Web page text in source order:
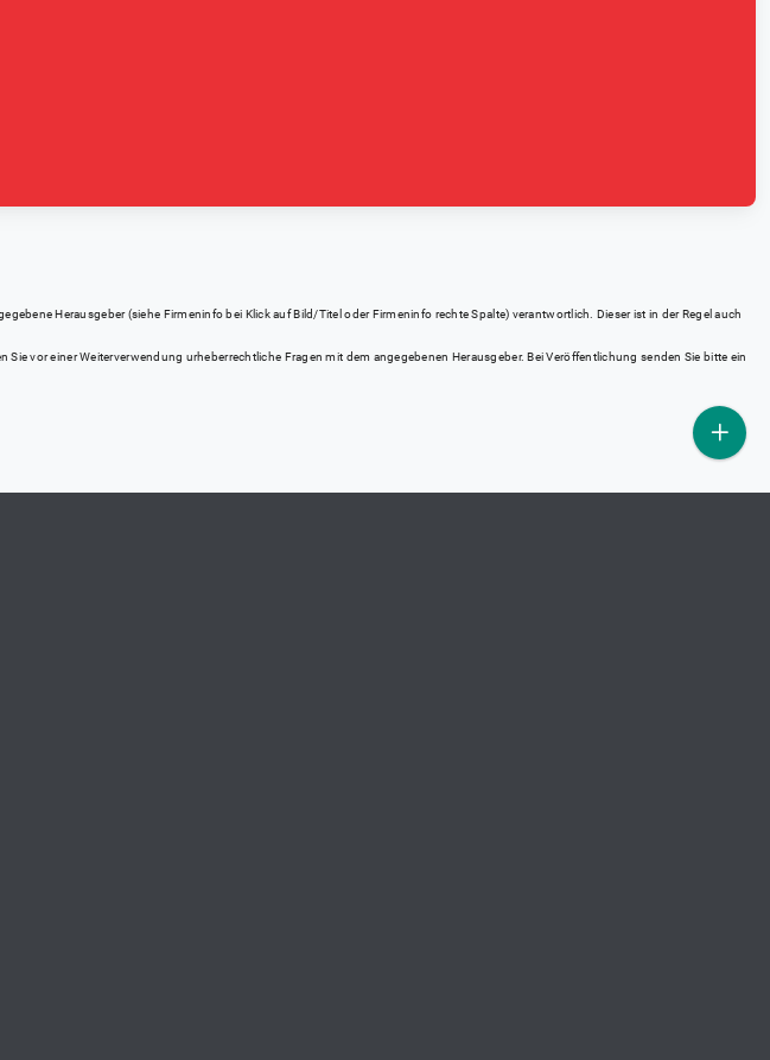
Herausgeber (siehe Firmeninfo bei Klick auf Bild/Titel oder Firmeninfo rechte Spalte) verantwortlich. Dieser ist in der Regel auch
vor einer Weiterverwendung urheberrechtliche Fragen mit dem angegebenen Herausgeber. Bei Veröffentlichung senden Sie bitte ein